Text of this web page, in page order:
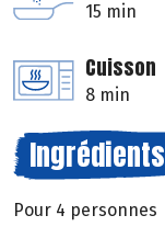
15 min
Cuisson
8 min
Ingrédients
Pour 4 personnes